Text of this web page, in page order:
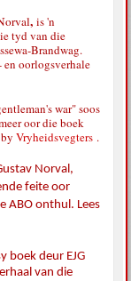
, is 'n
tyd van die
Brandwag.
en oorlogsverhale
war" soos
oor die boek
byVryheidsvegters .
Norval,
feite oor
ABO onthul. Lees
boek deur EJG
van die